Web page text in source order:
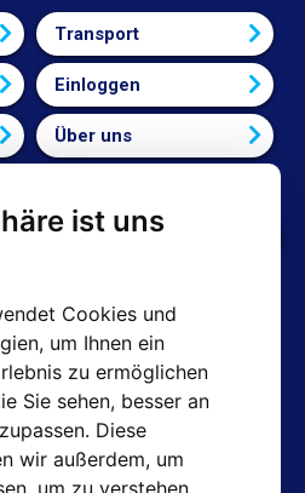
ist uns
Cookies und
um Ihnen ein
zu ermöglichen
Sie sehen, besser an
Diese
wir außerdem, um
um zu verstehen,
Transport
Einloggen
Über uns